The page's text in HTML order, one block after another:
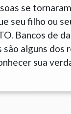
se
seu filho ou
Bancos de
alguns dos
sua